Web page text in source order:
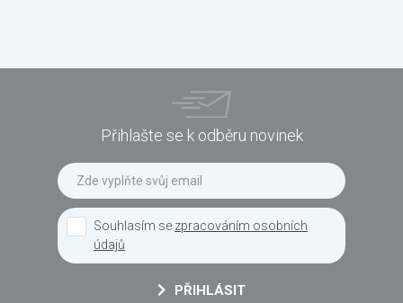
Přihlašte se k odběru novinek
Souhlasím se zpracováním osobních
údajů
PŘIHLÁSIT